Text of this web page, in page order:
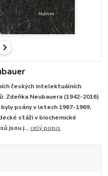
českých intelektuálních
Zdeňka Neubauera (1942-2016)
psány v letech 1967-1969,
stáži v biochemické
jsou j... celý popis